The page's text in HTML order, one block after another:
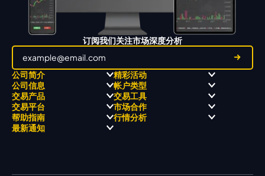
订阅我们关注市场深度分析
公司简介
关于
关于 KCM Group
三大优势
奖项和成就
精彩活动
职业高尔夫 x 飘移队
全球高尔夫锦标赛
公司信息
经营理念
公开信息与风险披露
公司新闻
视频库
帐户类型
ECN 账户
STP 账户
账户比较
交易产品
Forex
贵金属
能源
交易工具
交易平台
MetaTrader 4
MetaTrader 5
市场合作
帮助指南 行情分析
最新通知